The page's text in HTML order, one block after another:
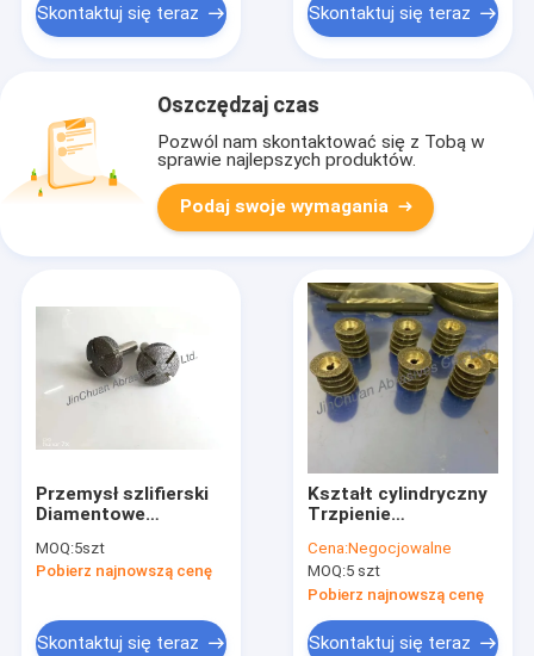
Skontaktuj się teraz Skontaktuj się teraz
Oszczędzaj czas
Pozwól nam skontaktować się z Tobą w
sprawie najlepszych produktów.
Podaj swoje wymagania
Przemysł szlifierski
Diamentowe
Długość 30 mm
Szerokość 10 mm
MOQ:5szt
Pobierz najnowszą cenę
Skontaktuj się teraz
Kształt cylindryczny
Trzpienie
szlifierska
diamentowa Proces
galwanizacji Głowica
szlifująca z twardego
materiału
Cena:Negocjowalne
MOQ:5 szt
Pobierz najnowszą cenę
Skontaktuj się teraz